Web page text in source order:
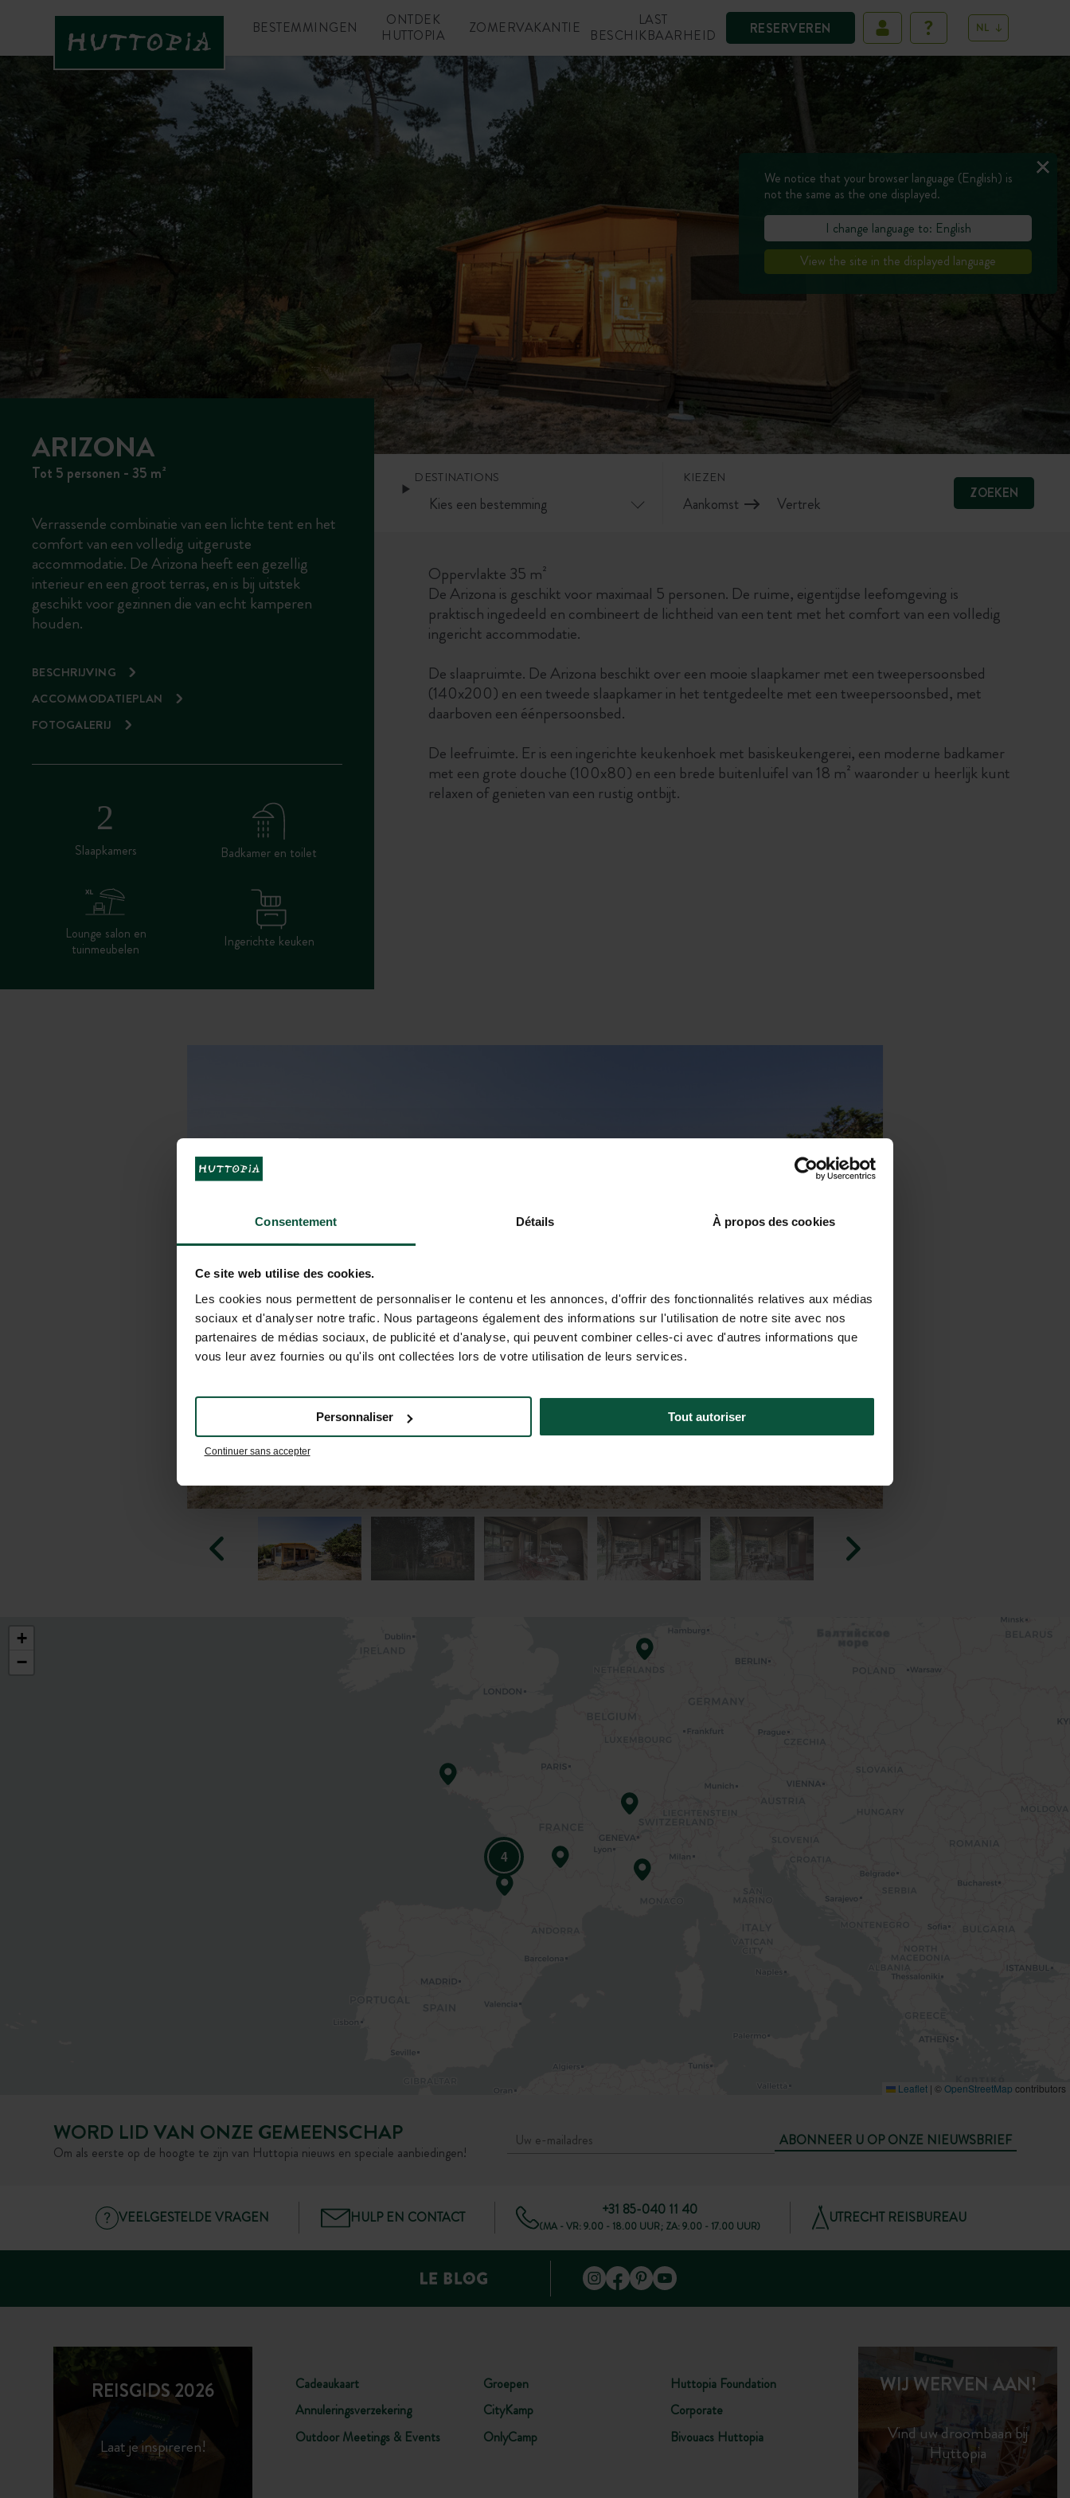
Consentement Détails À propos des cookies
Ce site web utilise des cookies.
Les cookies nous permettent de personnaliser le contenu et les annonces, d'offrir des fonctionnalités relatives aux médias
sociaux et d'analyser notre trafic. Nous partageons également des informations sur l'utilisation de notre site avec nos
partenaires de médias sociaux, de publicité et d'analyse, qui peuvent combiner celles-ci avec d'autres informations que
vous leur avez fournies ou qu'ils ont collectées lors de votre utilisation de leurs services.
Continuer sans accepter
Personnaliser Tout autoriser
RESERVEREN
BESTEMMINGEN
ONTDEK
HUTTOPIA
ZOMERVAKANTIE
LAST
BESCHIKBAARHEID
NL
ARIZONA
Tot 5 personen - 35 m²
Verrassende combinatie van een lichte tent en het
comfort van een volledig uitgeruste
accommodatie. De Arizona heeft een gezellig
interieur en een groot terras, en is bij uitstek
geschikt voor gezinnen die van echt kamperen
houden.
BESCHRIJVING
ACCOMMODATIEPLAN
FOTOGALERIJ
Slaapkamers Badkamer en toilet
Lounge salon en
tuinmeubelen
Ingerichte keuken
DESTINATIONS KIEZEN
ZOEKEN
Oppervlakte 35 m²
De Arizona is geschikt voor maximaal 5 personen. De ruime, eigentijdse leefomgeving is
praktisch ingedeeld en combineert de lichtheid van een tent met het comfort van een volledig
ingericht accommodatie.
De slaapruimte. De Arizona beschikt over een mooie slaapkamer met een tweepersoonsbed
(140x200) en een tweede slaapkamer in het tentgedeelte met een tweepersoonsbed, met
daarboven een éénpersoonsbed.
De leefruimte. Er is een ingerichte keukenhoek met basiskeukengerei, een moderne badkamer
met een grote douche (100x80) en een brede buitenluifel van 18 m² waaronder u heerlijk kunt
relaxen of genieten van een rustig ontbijt.
4
+
−
Leaflet | ©OpenStreetMap contributors
We notice that your browser language (English) is
not the same as the one displayed.
I change language to: English
View the site in the displayed language
WORD LID VAN ONZE GEMEENSCHAP
Om als eerste op de hoogte te zijn van Huttopia nieuws en speciale aanbiedingen!
ABONNEER U OP ONZE NIEUWSBRIEF
VEELGESTELDE VRAGEN HULP EN CONTACT +31 85-040 11 40
(MA - VR: 9.00 - 18.00 UUR; ZA: 9.00 - 17.00 UUR) UTRECHT REISBUREAU
REISGIDS 2026
Laat je inspireren!
Cadeaukaart
Annuleringsverzekering
Outdoor Meetings & Events
Groepen
CityKamp
OnlyCamp
Huttopia Foundation
Corporate
Bivouacs Huttopia
WIJ WERVEN AAN!
Vind uw droombaan bij
Huttopia